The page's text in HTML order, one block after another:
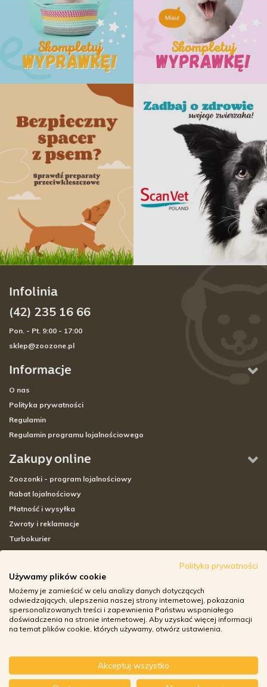
© ZOOZONE.PL 2018
Informacje
O nas
Polityka prywatności
Regulamin
Regulamin programu lojalnościowego
Zakupy online
Zoozonki - program lojalnościowy
Rabat lojalnościowy
Płatność i wysyłka
Zwroty i reklamacje
Turbokurier
Adresy sklepów stacjonarnych
Godziny otwarcia sklepów
Aplikacja zoozone.pl
Zwroty i reklamacje
Infolinia
(42) 235 16 66
Pon. - Pt. 9:00 - 17:00
sklep@zoozone.pl
Polityka prywatności
Używamy plików cookie
Możemy je zamieścić w celu analizy danych dotyczących
odwiedzających, ulepszenia naszej strony internetowej, pokazania
spersonalizowanych treści i zapewnienia Państwu wspaniałego
doświadczenia na stronie internetowej. Aby uzyskać więcej informacji
na temat plików cookie, których używamy, otwórz ustawienia.
Akceptuj wszystko